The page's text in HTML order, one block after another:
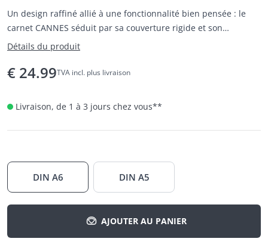
Un design raffiné allié à une fonctionnalité bien pensée : le
carnet CANNES séduit par sa couverture rigide et son
habillage élégant en cuir nappa de vache de haute qualité.
Détails du produit
€ 24.99TVA incl. plus livraison
Livraison, de 1 à 3 jours chez vous**
DIN A6 DIN A5
AJOUTER AU PANIER